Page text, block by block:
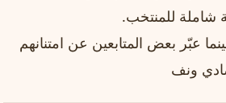
شاملة للمنتخب.
عبّر بعض المتابعين عن امتنانهم
ونف